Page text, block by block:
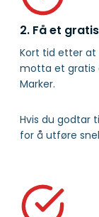
2. Få et
Kort tid etter at
motta et gratis
Marker.
Hvis du godtar
for å utføre